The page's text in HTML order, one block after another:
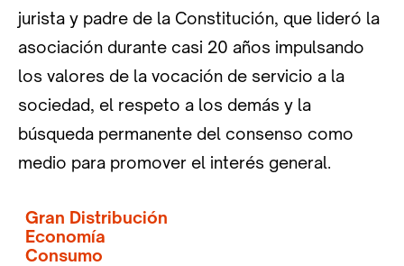
jurista y padre de la Constitución, que lideró la
asociación durante casi 20 años impulsando
los valores de la vocación de servicio a la
sociedad, el respeto a los demás y la
búsqueda permanente del consenso como
medio para promover el interés general.
Gran Distribución
Economía
Consumo